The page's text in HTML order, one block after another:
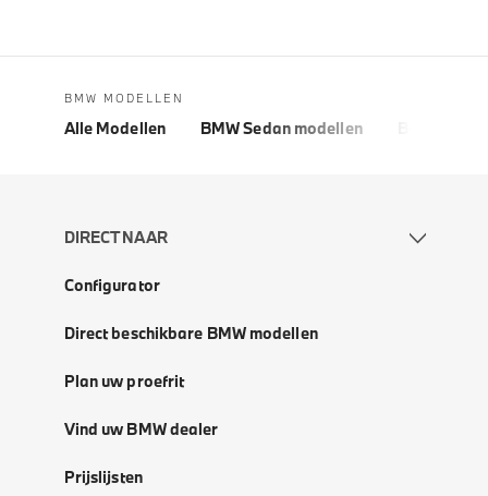
BMW MODELLEN
Alle Modellen BMW Sedan modellen
DIRECT NAAR
Configurator
Direct beschikbare BMW modellen
Plan uw proefrit
Vind uw BMW dealer
Prijslijsten